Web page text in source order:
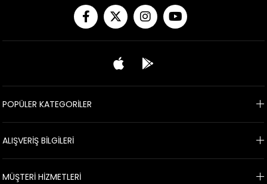
POPÜLER KATEGORİLER
ALIŞVERİŞ BİLGİLERİ
MÜŞTERİ HİZMETLERİ